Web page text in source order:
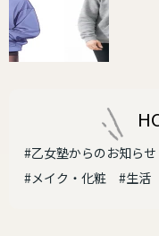
#乙女塾からのお知らせ
#メイク・化粧
#生活